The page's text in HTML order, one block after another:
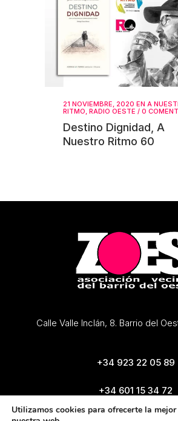
21 NOVIEMBRE, 2020 EN A
RITMO, RADIO OESTE / 0
Destino Dignidad, A
Nuestro Ritmo 60
Calle Valle Inclán, 8. Barrio del
+34 923 22 05 89
+34 601 15 34 72
zoes@zoes.es
Utilizamos cookies para ofrecerte la mejor